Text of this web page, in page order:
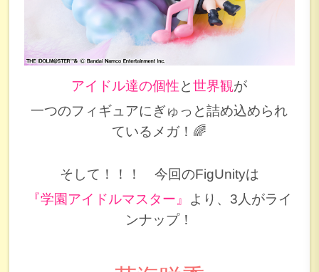
アイドル達の個性と世界観が
一つのフィギュアにぎゅっと詰め込められ
ているメガ！🌈
そして！！！ 今回のFigUnityは
『学園アイドルマスター』 より、3人がライ
ンナップ！